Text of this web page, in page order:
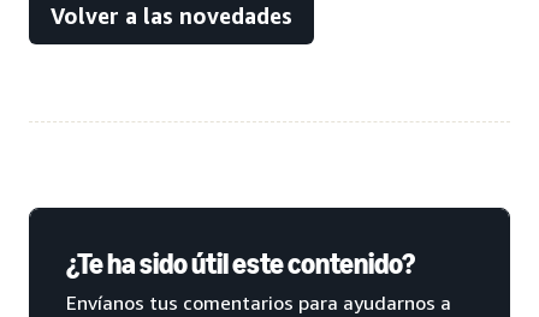
Volver a las novedades
¿Te ha sido útil este contenido?
Envíanos tus comentarios para ayudarnos a